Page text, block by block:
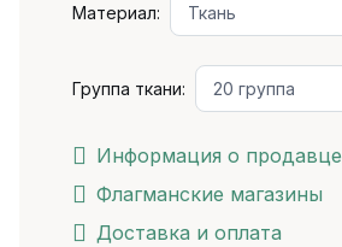
Материал:
Группа ткани:
Информация о продавце
Флагманские магазины
Доставка и оплата